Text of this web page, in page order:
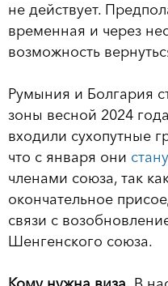
не действует.
временная и через
возможность
Румыния и Болгария
зоны весной 2024
входили сухопутные
что с января они
членами союза, так
окончательное
связи с
Шенгенского союза.